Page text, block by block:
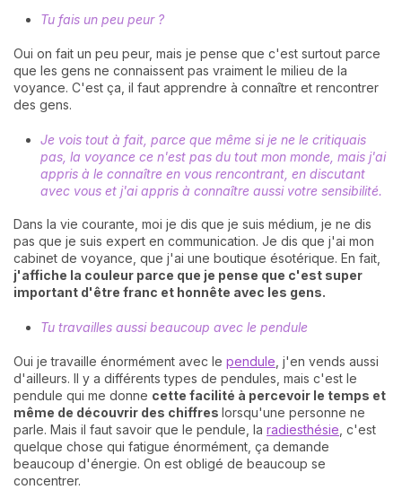
Tu fais un peu peur ?
Oui on fait un peu peur, mais je pense que c'est surtout parce
que les gens ne connaissent pas vraiment le milieu de la
voyance. C'est ça, il faut apprendre à connaître et rencontrer
des gens.
Je vois tout à fait, parce que même si je ne le critiquais
pas, la voyance ce n'est pas du tout mon monde, mais j'ai
appris à le connaître en vous rencontrant, en discutant
avec vous et j'ai appris à connaître aussi votre sensibilité.
Dans la vie courante, moi je dis que je suis médium, je ne dis
pas que je suis expert en communication. Je dis que j'ai mon
cabinet de voyance, que j'ai une boutique ésotérique. En fait,
j'affiche la couleur parce que je pense que c'est super
important d'être franc et honnête avec les gens.
Tu travailles aussi beaucoup avec le pendule
Oui je travaille énormément avec le pendule , j'en vends aussi
d'ailleurs. Il y a différents types de pendules, mais c'est le
pendule qui me donne cette facilité à percevoir le temps et
même de découvrir des chiffres lorsqu'une personne ne
parle. Mais il faut savoir que le pendule, la radiesthésie , c'est
quelque chose qui fatigue énormément, ça demande
beaucoup d'énergie. On est obligé de beaucoup se
concentrer.